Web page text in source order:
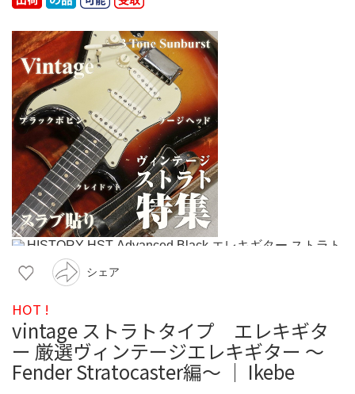
シェア
HOT !
vintage ストラトタイプ エレキギタ
ー 厳選ヴィンテージエレキギター ～
Fender Stratocaster編～ ｜ Ikebe